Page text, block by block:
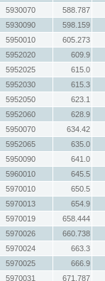
5930070
588.787
5930090
598.159
5950010
605.273
5952020
609.9
5952025
615.0
5952030
615.3
5952050
623.1
5952060
628.9
5950070
634.42
5952065
635.0
5950090
641.0
5960010
645.5
5970010
650.5
5970013
654.9
5970019
658.444
5970026
660.738
5970024
663.3
5970025
666.9
5970031
671.787